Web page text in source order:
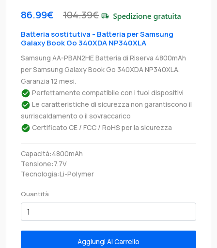
86.99€ 104.39€
Batteria sostitutiva - Batteria per Samsung
Galaxy Book Go 340XDA NP340XLA
Samsung AA-PBAN2HE Batteria di Riserva 4800mAh
per Samsung Galaxy Book Go 340XDA NP340XLA.
Garanzia 12 mesi.
Perfettamente compatibile con i tuoi dispositivi
Le caratteristiche di sicurezza non garantiscono il
surriscaldamento o il sovraccarico
Certificato CE / FCC / RoHS per la sicurezza
Capacità:4800mAh
Tensione:7.7V
Tecnologia:Li-Polymer
Quantità
Aggiungi Al Carrello